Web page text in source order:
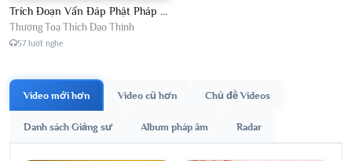
Trích Đoạn Vấn Đáp Phật Pháp 2026
Thượng Toạ Thích Đạo Thịnh
57 lượt nghe
Video mới hơn Video cũ hơn Chủ đề Videos
Danh sách Giảng sư Album pháp âm Radar